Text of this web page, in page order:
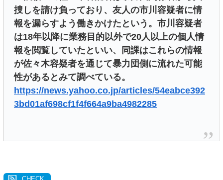
捜しを請け負っており、友人の市川容疑者に情
報を漏らすよう働きかけたという。市川容疑者
は18年以降に業務目的以外で20人以上の個人情
報を閲覧していたといい、同課はこれらの情報
が佐々木容疑者を通じて暴力団側に流れた可能
性があるとみて調べている。
https://news.yahoo.co.jp/articles/54eabce392
3bd01af698cf1f4f664a9ba4982285